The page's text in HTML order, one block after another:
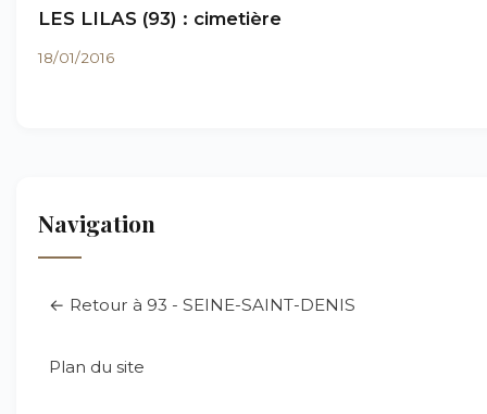
LES LILAS (93) : cimetière
18/01/2016
Navigation
← Retour à 93 - SEINE-SAINT-DENIS
Plan du site